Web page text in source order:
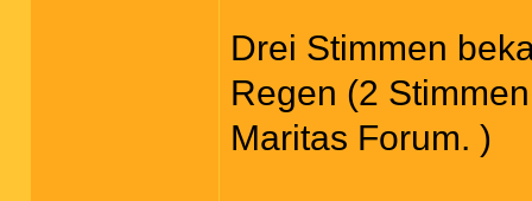
Drei Stimmen
Regen (2
Maritas Forum. )